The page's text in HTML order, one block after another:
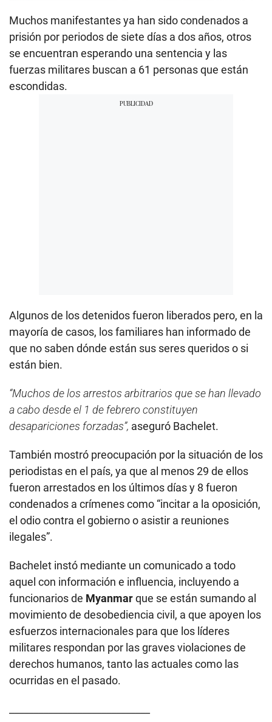
Muchos manifestantes ya han sido condenados a
prisión por periodos de siete días a dos años, otros
se encuentran esperando una sentencia y las
fuerzas militares buscan a 61 personas que están
escondidas.
Algunos de los detenidos fueron liberados pero, en la
mayoría de casos, los familiares han informado de
que no saben dónde están sus seres queridos o si
están bien.
“Muchos de los arrestos arbitrarios que se han llevado
a cabo desde el 1 de febrero constituyen
desapariciones forzadas”, aseguró Bachelet.
También mostró preocupación por la situación de los
periodistas en el país, ya que al menos 29 de ellos
fueron arrestados en los últimos días y 8 fueron
condenados a crímenes como “incitar a la oposición,
el odio contra el gobierno o asistir a reuniones
ilegales”.
Bachelet instó mediante un comunicado a todo
aquel con información e influencia, incluyendo a
funcionarios de Myanmarque se están sumando al
movimiento de desobediencia civil, a que apoyen los
esfuerzos internacionales para que los líderes
militares respondan por las graves violaciones de
derechos humanos, tanto las actuales como las
ocurridas en el pasado.